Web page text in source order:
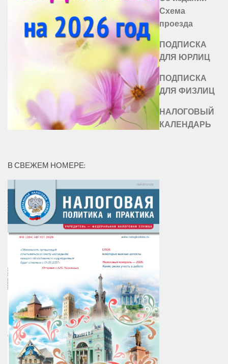
Схема
проезда
ПОДПИСКА
ДЛЯ ЮРЛИЦ
ПОДПИСКА
ДЛЯ ФИЗЛИЦ
НАЛОГОВЫЙ
КАЛЕНДАРЬ
В СВЕЖЕМ НОМЕРЕ: